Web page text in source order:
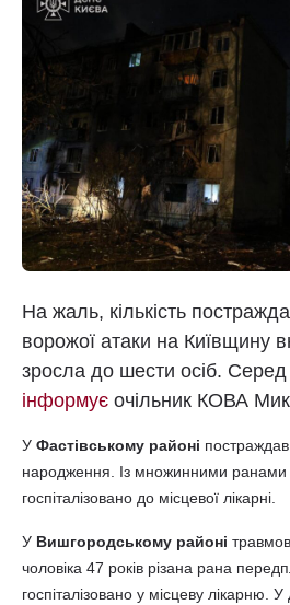
На жаль, кількість
ворожої атаки на Київщину
зросла до шести осіб.
інформує очільник КОВА
У Фастівському районі
народження. Із множинними ранами
госпіталізовано до місцевої лікарні.
У Вишгородському районі
чоловіка 47 років різана рана
госпіталізовано у місцеву лікарню.